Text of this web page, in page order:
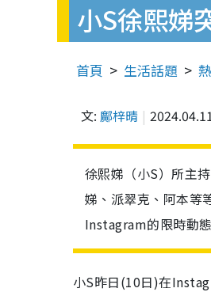
小S徐熙娣
首頁 生活話題
文: 鄺梓晴
徐熙娣（小S）所主
娣、派翠克、阿本等
Instagram的限時動
小S昨日(10日)在